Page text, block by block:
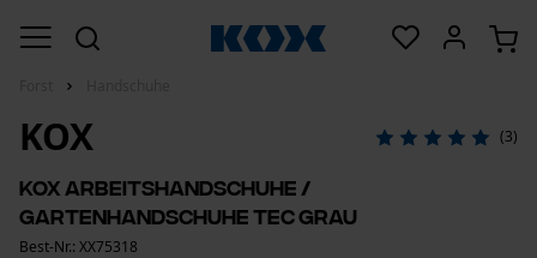
KOX (3)
KOX Arbeitshandschuhe /
Gartenhandschuhe Tec Grau
Best-Nr.: XX75318